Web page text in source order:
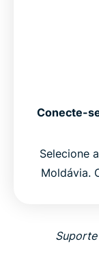
Conecte-
Selecione
Moldávia.